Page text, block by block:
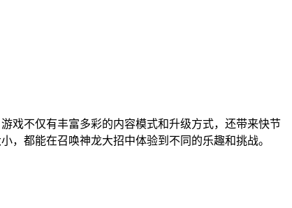
戏不仅有丰富多彩的内容模式和升级方式，还带来快节
，都能在召唤神龙大招中体验到不同的乐趣和挑战。